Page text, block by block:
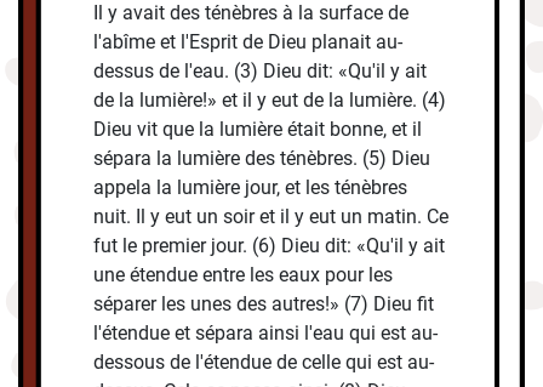
Il y avait des ténèbres à la surface de
l'abîme et l'Esprit de Dieu planait au-
dessus de l'eau. (3) Dieu dit: «Qu'il y ait
de la lumière!» et il y eut de la lumière. (4)
Dieu vit que la lumière était bonne, et il
sépara la lumière des ténèbres. (5) Dieu
appela la lumière jour, et les ténèbres
nuit. Il y eut un soir et il y eut un matin. Ce
fut le premier jour. (6) Dieu dit: «Qu'il y ait
une étendue entre les eaux pour les
séparer les unes des autres!» (7) Dieu fit
l'étendue et sépara ainsi l'eau qui est au-
dessous de l'étendue de celle qui est au-